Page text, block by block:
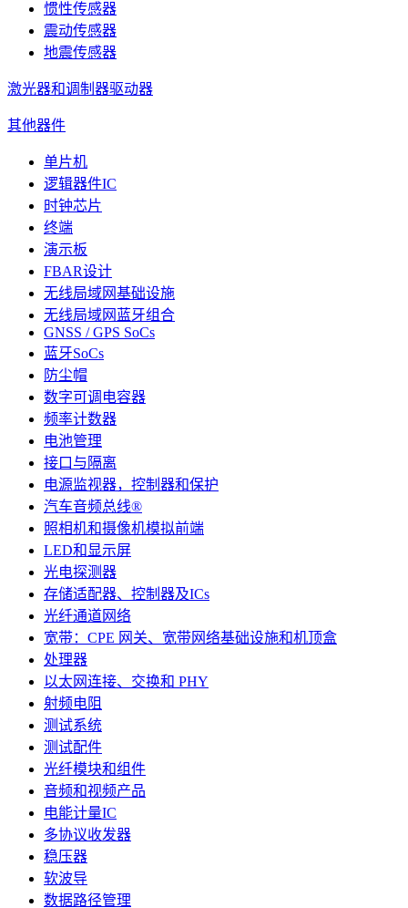
惯性传感器
震动传感器
地震传感器
激光器和调制器驱动器
其他器件
单片机
逻辑器件IC
时钟芯片
终端
演示板
FBAR设计
无线局域网基础设施
无线局域网蓝牙组合
GNSS / GPS SoCs
蓝牙SoCs
防尘帽
数字可调电容器
频率计数器
电池管理
接口与隔离
电源监视器，控制器和保护
汽车音频总线®
照相机和摄像机模拟前端
LED和显示屏
光电探测器
存储适配器、控制器及ICs
光纤通道网络
宽带：CPE 网关、宽带网络基础设施和机顶盒
处理器
以太网连接、交换和 PHY
射频电阻
测试系统
测试配件
光纤模块和组件
音频和视频产品
电能计量IC
多协议收发器
稳压器
软波导
数据路径管理